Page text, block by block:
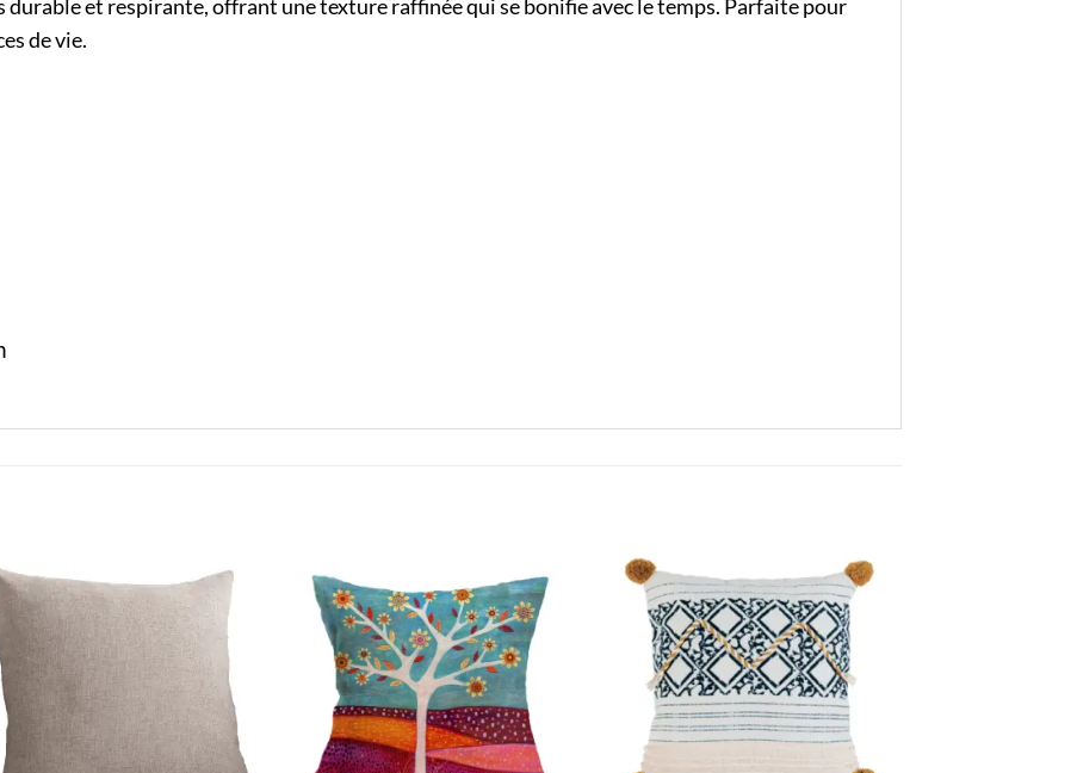
durable et respirante, offrant une texture raffinée qui se bonifie avec le temps. Parfaite pour
de vie.